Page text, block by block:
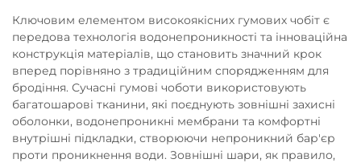
Ключовим елементом високоякісних гумових чобіт є
передова технологія водонепроникності та інноваційна
конструкція матеріалів, що становить значний крок
вперед порівняно з традиційним спорядженням для
бродіння. Сучасні гумові чоботи використовують
багатошарові тканини, які поєднують зовнішні захисні
оболонки, водонепроникні мембрани та комфортні
внутрішні підкладки, створюючи непроникний бар'єр
проти проникнення води. Зовнішні шари, як правило,